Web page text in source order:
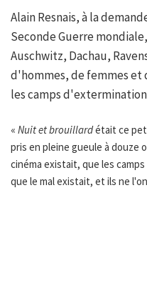
Alain Resnais, à la
Seconde Guerre
Auschwitz, Dachau,
d'hommes, de femmes et
les camps
« Nuit et brouillardétait ce
pris en pleine gueule à douze
cinéma existait, que les
que le mal existait, et ils ne